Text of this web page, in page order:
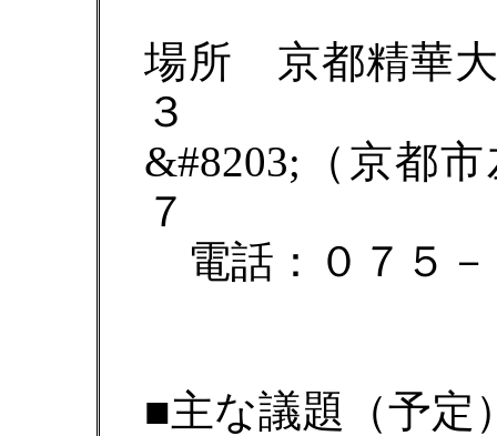
場所 京都精華
３
&#8203;（京都
７
電話：０７５－
■主な議題（予定